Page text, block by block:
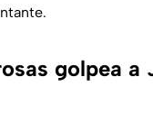
golpea a